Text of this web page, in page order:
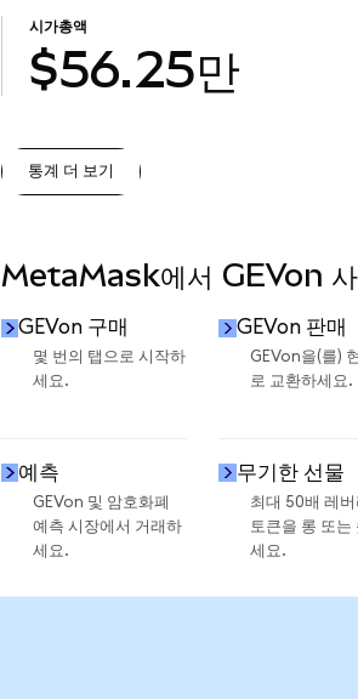
시가총액
$56.25만
통계 더 보기
MetaMask에서 GEVon 사
GEVon 구매
몇 번의 탭으로 시작하
세요.
GEVon 판매
GEVon을(를)
로 교환하세요.
예측
GEVon 및 암호화폐
예측 시장에서 거래하
세요.
무기한 선물
최대 50배 레버
토큰을 롱 또는
세요.